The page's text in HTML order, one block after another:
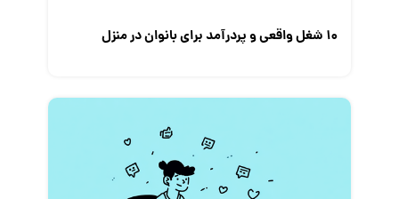
۱۰ شغل واقعی و پردرآمد برای بانوان در منزل